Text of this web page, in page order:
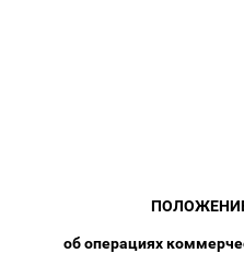
об операциях